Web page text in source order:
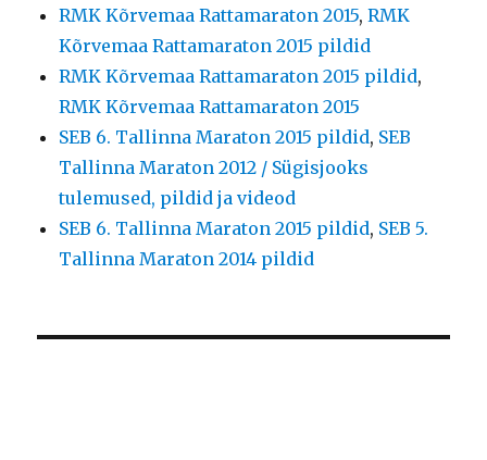
RMK Kõrvemaa Rattamaraton 2015,RMK
Kõrvemaa Rattamaraton 2015 pildid
RMK Kõrvemaa Rattamaraton 2015 pildid,
RMK Kõrvemaa Rattamaraton 2015
SEB 6. Tallinna Maraton 2015 pildid, SEB
Tallinna Maraton 2012 / Sügisjooks
tulemused, pildid ja videod
SEB 6. Tallinna Maraton 2015 pildid, SEB 5.
Tallinna Maraton 2014 pildid